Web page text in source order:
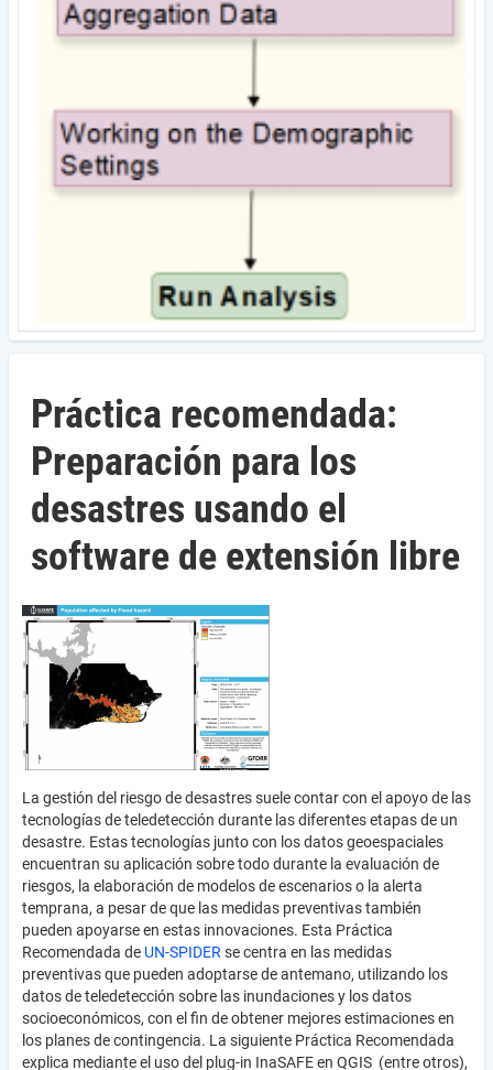
Práctica recomendada:
Preparación para los
desastres usando el
software de extensión libre
La gestión del riesgo de desastres suele contar con el apoyo de las
tecnologías de teledetección durante las diferentes etapas de un
desastre. Estas tecnologías junto con los datos geoespaciales
encuentran su aplicación sobre todo durante la evaluación de
riesgos, la elaboración de modelos de escenarios o la alerta
temprana, a pesar de que las medidas preventivas también
pueden apoyarse en estas innovaciones. Esta Práctica
Recomendada de UN-SPIDER se centra en las medidas
preventivas que pueden adoptarse de antemano, utilizando los
datos de teledetección sobre las inundaciones y los datos
socioeconómicos, con el fin de obtener mejores estimaciones en
los planes de contingencia. La siguiente Práctica Recomendada
explica mediante el uso del plug-in InaSAFE en QGIS (entre otros),